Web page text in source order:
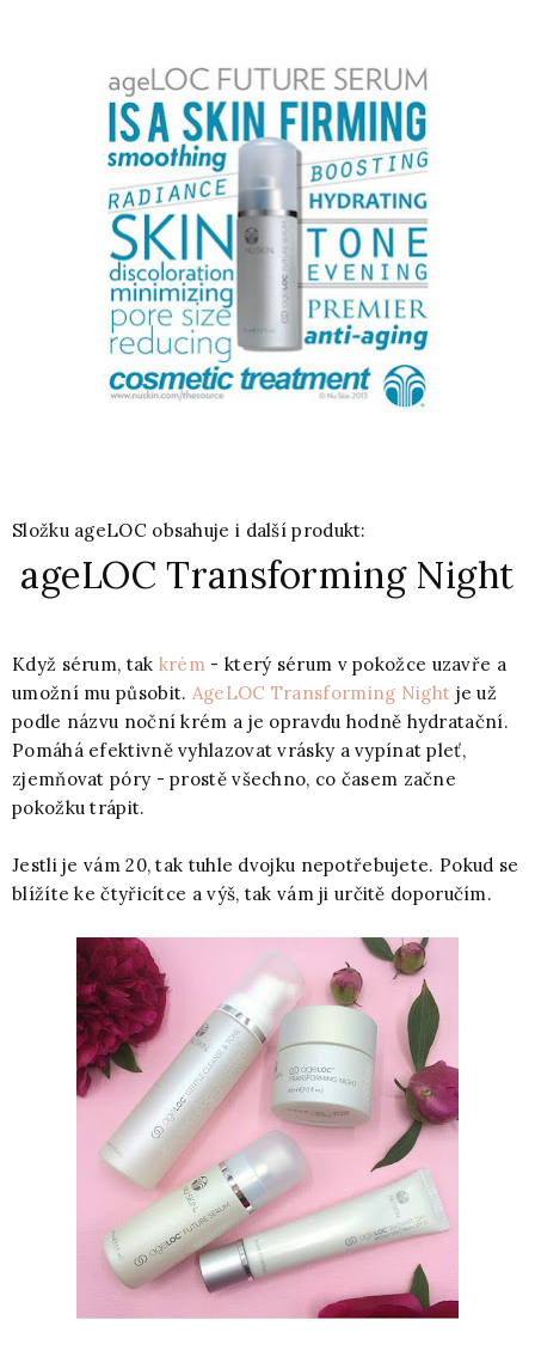
Složku ageLOC obsahuje i další produkt:
ageLOC Transforming Night
Když sérum, tak krém - který sérum v pokožce uzavře a
umožní mu působit. AgeLOC Transforming Night je už
podle názvu noční krém a je opravdu hodně hydratační.
Pomáhá efektivně vyhlazovat vrásky a vypínat pleť,
zjemňovat póry - prostě všechno, co časem začne
pokožku trápit.
Jestli je vám 20, tak tuhle dvojku nepotřebujete. Pokud se
blížíte ke čtyřicítce a výš, tak vám ji určitě doporučím.